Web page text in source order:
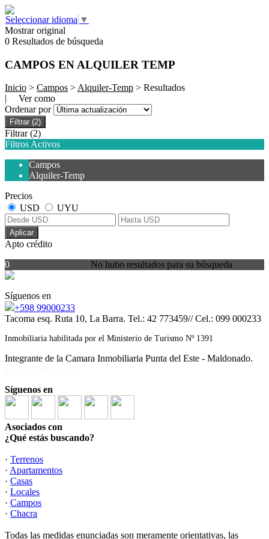
Seleccionar idioma ▼
Mostrar original
0 Resultados de búsqueda
CAMPOS EN ALQUILER TEMP
Inicio > Campos >Alquiler-Temp > Resultados
| Ver como
Ordenar por
Filtrar (2)
Filtrar (2)
Filtros Activos
Campos
Alquiler-Temp
Precios
USD
UYU
Aplicar
Apto crédito
No hubo resultados para su búsqueda
0
Síguenos en
+598 99000233
Tacoma esq. Ruta 10, La Barra. Tel.: 42 773459// Cel.: 099 000233
Inmobiliaria habilitada por el Ministerio de Turismo Nº 1391
Integrante de la Camara Inmobiliaria Punta del Este - Maldonado.
Síguenos en
Asociados con
¿Qué estás buscando?
· Terrenos
· Apartamentos
· Casas
· Locales
· Campos
· Chacra
Todas las medidas enunciadas son meramente orientativas, las